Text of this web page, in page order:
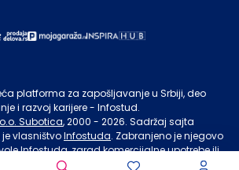
platforma za zapošljavanje u Srbiji, deo
i razvoj karijere - Infostud.
Subotica, 2000 - 2026. Sadržaj sajta
je vlasništvoInfostuda. Zabranjeno je njegovo
Infostuda, zarad komercijalne upotrebe ili
lične potrebe posetilaca sajta.